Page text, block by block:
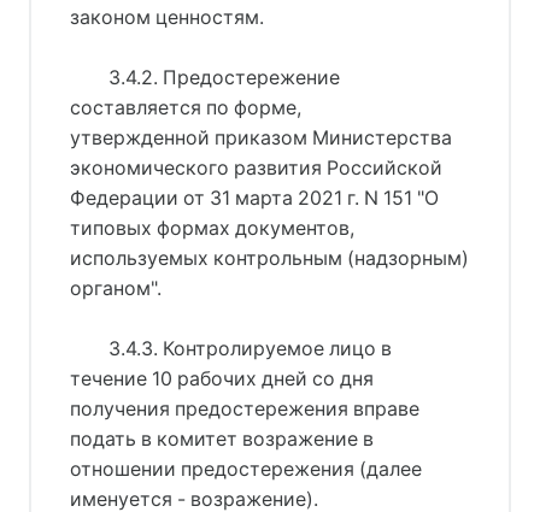
законом ценностям.
3.4.2. Предостережение
составляется по форме,
утвержденной приказом Министерства
экономического развития Российской
Федерации от 31 марта 2021 г. N 151 "О
типовых формах документов,
используемых контрольным (надзорным)
органом".
3.4.3. Контролируемое лицо в
течение 10 рабочих дней со дня
получения предостережения вправе
подать в комитет возражение в
отношении предостережения (далее
именуется - возражение).